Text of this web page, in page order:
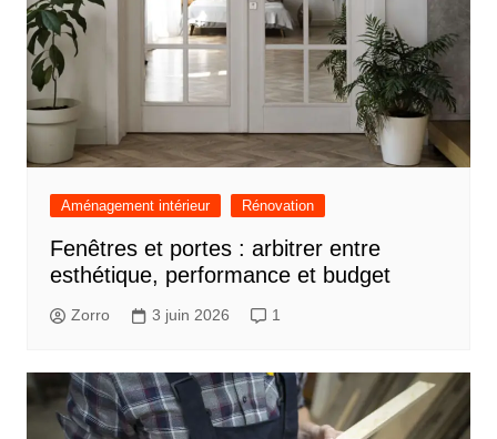
Aménagement intérieur Rénovation
Fenêtres et portes : arbitrer entre
esthétique, performance et budget
Zorro 3 juin 2026 1